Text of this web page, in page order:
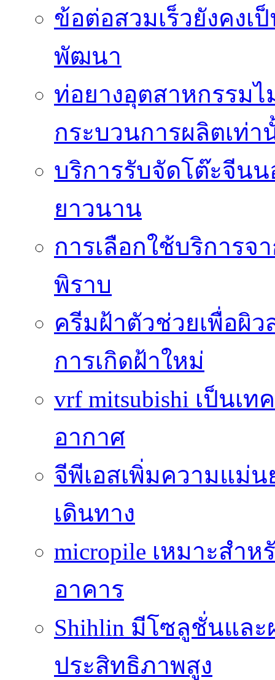
ข้อต่อสวมเร็วยังคง
พัฒนา
ท่อยางอุตสาหกรรม
กระบวนการผลิตเท่า
บริการรับจัดโต๊ะจีน
ยาวนาน
การเลือกใช้บริการ
พิราบ
ครีมฝ้าตัวช่วยเพื่อผิ
การเกิดฝ้าใหม่
vrf mitsubishi เป็นเ
อากาศ
จีพีเอสเพิ่มความแม่
เดินทาง
micropile เหมาะสำ
อาคาร
Shihlin มีโซลูชั่นแล
ประสิทธิภาพสูง